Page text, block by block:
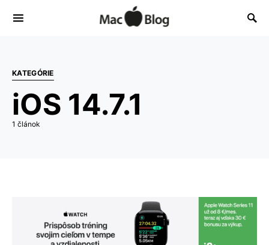
KATEGÓRIE
iOS 14.7.1
1 článok